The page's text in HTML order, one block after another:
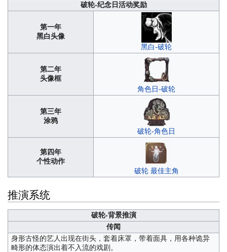
破轮-纪念日活动奖励
第一年
黑白头像
黑白-破轮
第二年
头像框
角色日-破轮
第三年
涂鸦
破轮-角色日
第四年
个性动作
破轮 最佳主角
推演系统
破轮-背景推演
传闻
身形古怪的艺人出现在街头，套着床罩，带着面具，用各种诡异
畸形的体态演出着不入流的戏剧。